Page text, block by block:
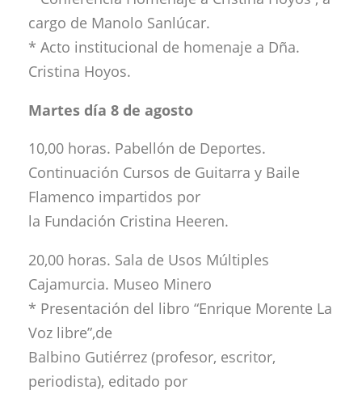
cargo de Manolo Sanlúcar.
* Acto institucional de homenaje a Dña.
Cristina Hoyos.
Martes día 8 de agosto
10,00 horas. Pabellón de Deportes.
Continuación Cursos de Guitarra y Baile
Flamenco impartidos por
la Fundación Cristina Heeren.
20,00 horas. Sala de Usos Múltiples
Cajamurcia. Museo Minero
* Presentación del libro “Enrique Morente La
Voz libre”,de
Balbino Gutiérrez (profesor, escritor,
periodista), editado por